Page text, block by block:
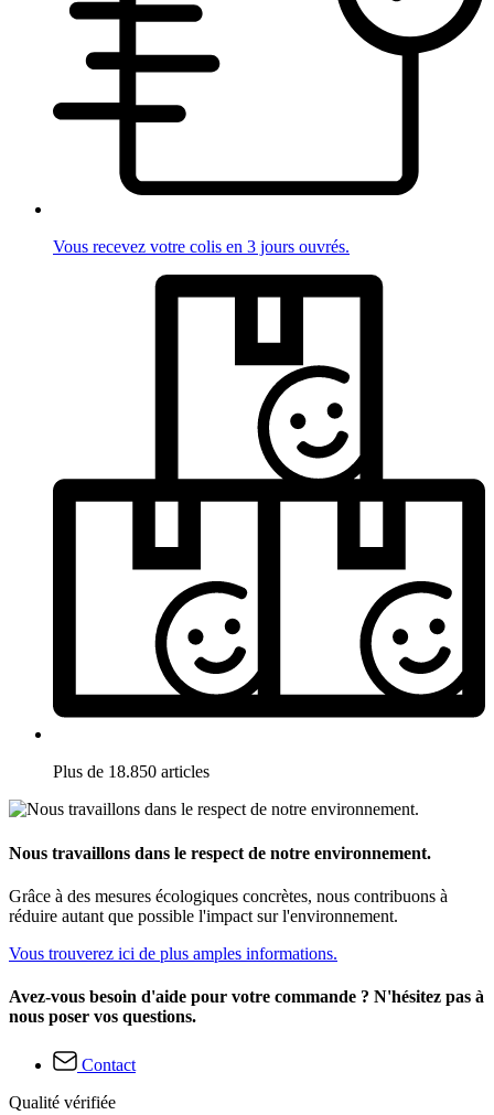
Vous recevez votre colis en 3 jours ouvrés.
Plus de 18.850 articles
Nous travaillons dans le respect de notre environnement.
Grâce à des mesures écologiques concrètes, nous contribuons à
réduire autant que possible l'impact sur l'environnement.
Vous trouverez ici de plus amples informations.
Avez-vous besoin d'aide pour votre commande ? N'hésitez pas à
nous poser vos questions.
Contact
Qualité vérifiée